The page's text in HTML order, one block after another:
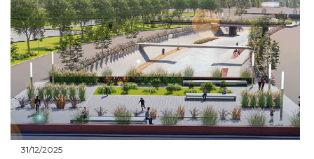
31/12/2025